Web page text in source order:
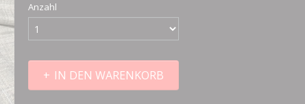
Anzahl
IN DEN WARENKORB